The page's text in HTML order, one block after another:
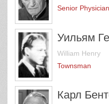
Senior Physician
Уильям
William Henry
Townsman
Карл